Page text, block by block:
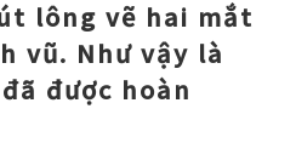
lông vẽ hai mắt
vũ. Như vậy là
được hoàn